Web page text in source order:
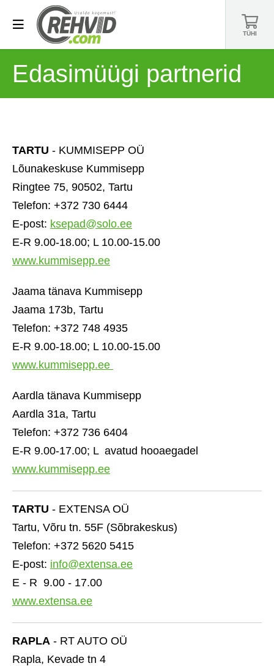
TÜHI
Edasimüügi partnerid
TARTU - KUMMISEPP OÜ
Lõunakeskuse Kummisepp
Ringtee 75, 90502, Tartu
Telefon: +372 730 6444
E-post: ksepad@solo.ee
E-R 9.00-18.00; L 10.00-15.00
www.kummisepp.ee
Jaama tänava Kummisepp
Jaama 173b, Tartu
Telefon: +372 748 4935
E-R 9.00-18.00; L 10.00-15.00
www.kummisepp.ee
Aardla tänava Kummisepp
Aardla 31a, Tartu
Telefon: +372 736 6404
E-R 9.00-17.00; L avatud hooaegadel
www.kummisepp.ee
TARTU - EXTENSA OÜ
Tartu, Võru tn. 55F (Sõbrakeskus)
Telefon: +372 5620 5415
E-post: info@extensa.ee
E - R 9.00 - 17.00
www.extensa.ee
RAPLA - RT AUTO OÜ
Rapla, Kevade tn 4